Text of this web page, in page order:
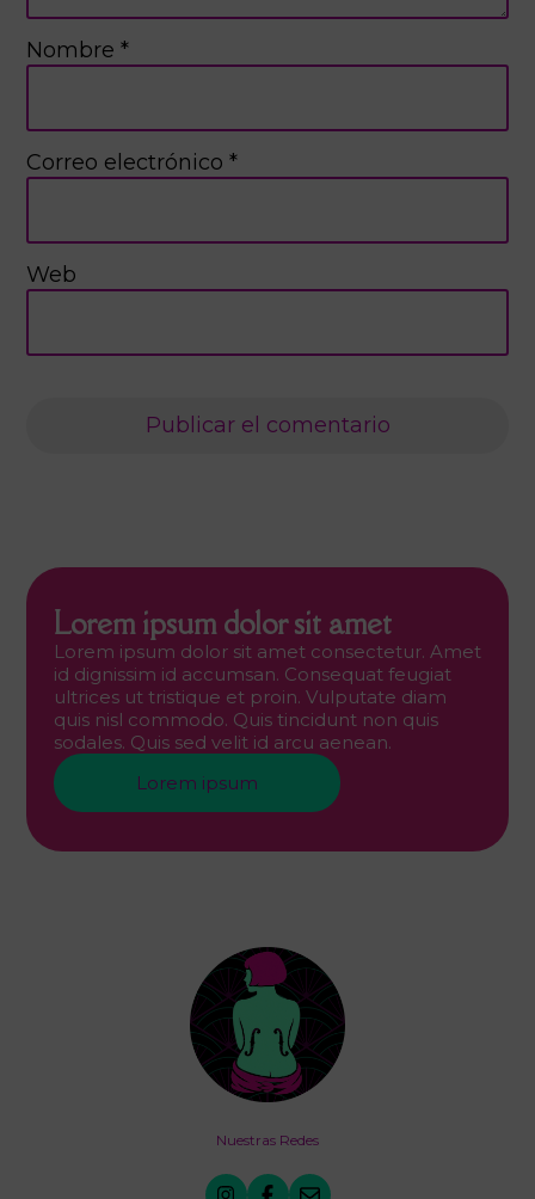
Nombre *
Correo electrónico *
Web
Lorem ipsum dolor sit amet
Lorem ipsum dolor sit amet consectetur. Amet
id dignissim id accumsan. Consequat feugiat
ultrices ut tristique et proin. Vulputate diam
quis nisl commodo. Quis tincidunt non quis
sodales. Quis sed velit id arcu aenean.
Lorem ipsum
Nuestras Redes